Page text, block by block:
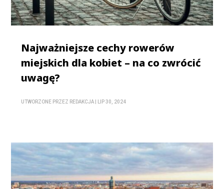
Najważniejsze cechy rowerów
miejskich dla kobiet – na co zwrócić
uwagę?
UTWORZONE PRZEZ REDAKCJA LIP 30, 2024